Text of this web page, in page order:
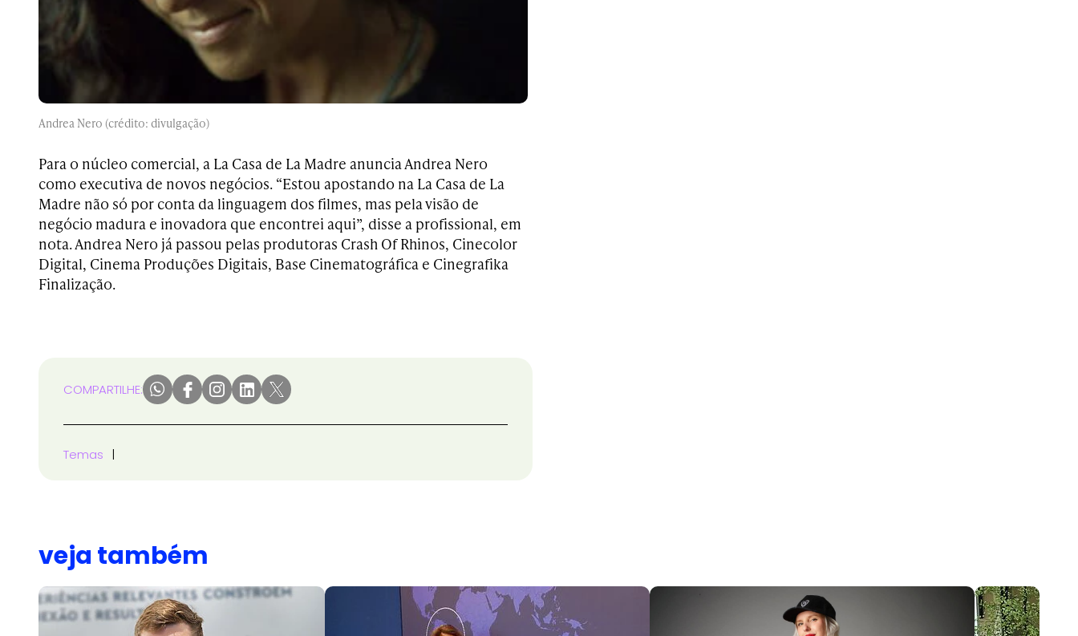
Andrea Nero (crédito: divulgação)
Para o núcleo comercial, a La Casa de La Madre anuncia Andrea Nero
como executiva de novos negócios. “Estou apostando na La Casa de La
Madre não só por conta da linguagem dos filmes, mas pela visão de
negócio madura e inovadora que encontrei aqui”, disse a profissional, em
nota. Andrea Nero já passou pelas produtoras Crash Of Rhinos, Cinecolor
Digital, Cinema Produções Digitais, Base Cinematográfica e Cinegrafika
Finalização.
COMPARTILHE:
Temas
veja também